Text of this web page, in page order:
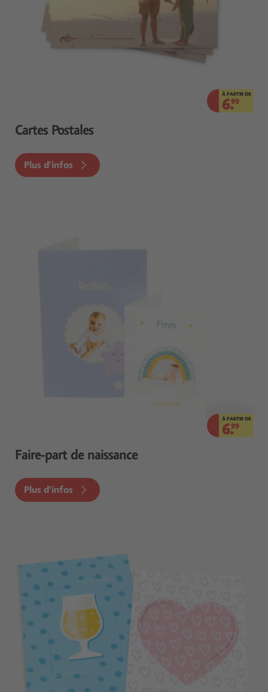
À PARTIR DE
6.99
Cartes Postales
Plus d'infos
À PARTIR DE
6.99
Faire-part de naissance
Plus d'infos